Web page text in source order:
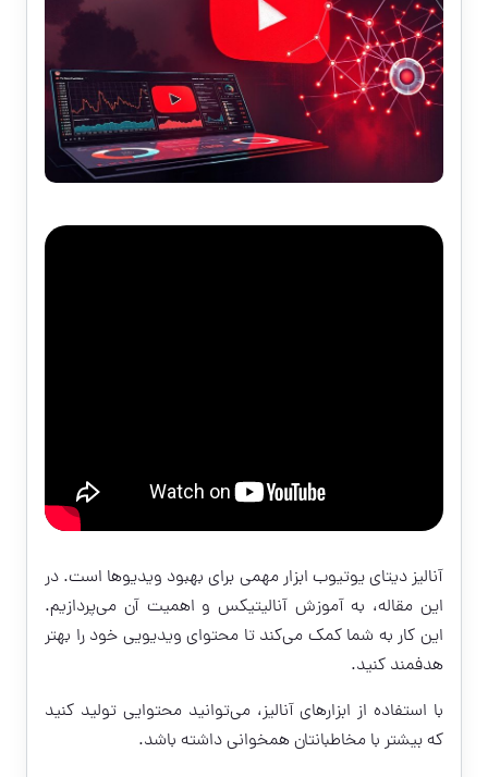
آنالیز دیتای یوتیوب ابزار مهمی برای بهبود ویدیوها است. در
این مقاله، به آموزش آنالیتیکس و اهمیت آن می‌پردازیم.
این کار به شما کمک می‌کند تا محتوای ویدیویی خود را بهتر
هدفمند کنید.
با استفاده از ابزارهای آنالیز، می‌توانید محتوایی تولید کنید
که بیشتر با مخاطبانتان همخوانی داشته باشد.